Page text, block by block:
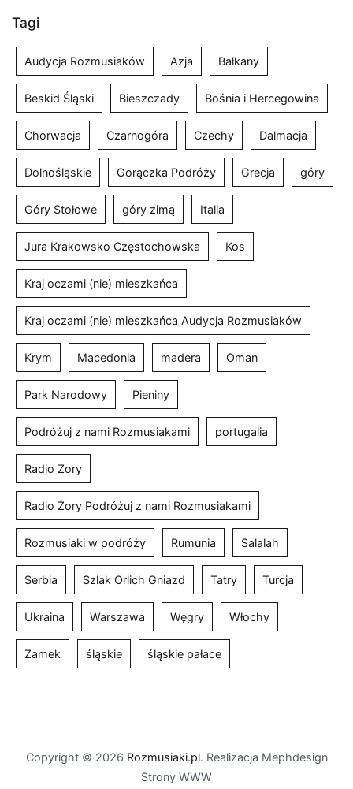
Tagi
Audycja Rozmusiaków Azja Bałkany
Beskid Śląski Bieszczady Bośnia i Hercegowina
Chorwacja Czarnogóra Czechy Dalmacja
Dolnośląskie Gorączka Podróży Grecja góry
Góry Stołowe góry zimą Italia
Jura Krakowsko Częstochowska Kos
Kraj oczami (nie) mieszkańca
Kraj oczami (nie) mieszkańca Audycja Rozmusiaków
Krym Macedonia madera Oman
Park Narodowy Pieniny
Podróżuj z nami Rozmusiakami portugalia
Radio Żory
Radio Żory Podróżuj z nami Rozmusiakami
Rozmusiaki w podróży Rumunia Salalah
Serbia Szlak Orlich Gniazd Tatry Turcja
Ukraina Warszawa Węgry Włochy
Zamek śląskie śląskie pałace
Copyright © 2026 Rozmusiaki.pl. Realizacja Mephdesign
Strony WWW